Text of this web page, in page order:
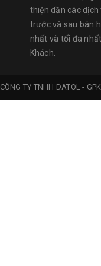
thiện dần các
trước và sau bán
nhất và tối đa
Khách.
CÔNG TY TNHH DATOL -